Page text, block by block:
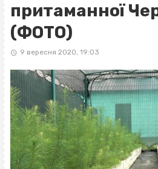
притаманної
(ФОТО)
9 вересня 2020, 19:03